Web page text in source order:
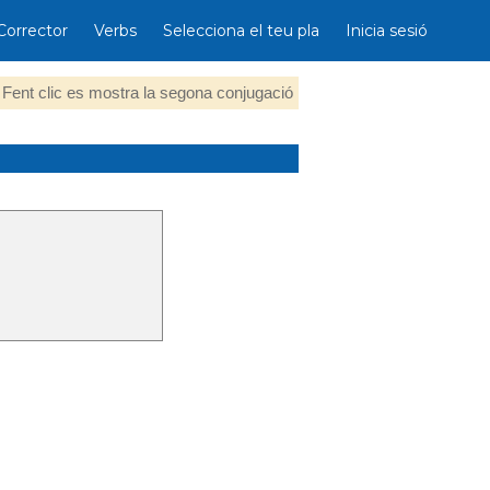
Verbs Selecciona el teu pla Inicia sesió
Fent clic es mostra la segona conjugació